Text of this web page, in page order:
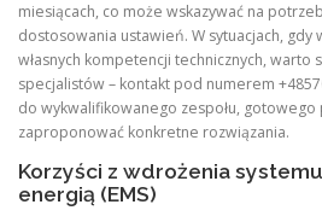
miesiącach, co może wskazywać na
dostosowania ustawień. W sytuacjach, gdy
własnych kompetencji technicznych, warto
specjalistów – kontakt pod numerem
do wykwalifikowanego zespołu,
zaproponować konkretne rozwiązania.
Korzyści z wdrożenia
energią (EMS)